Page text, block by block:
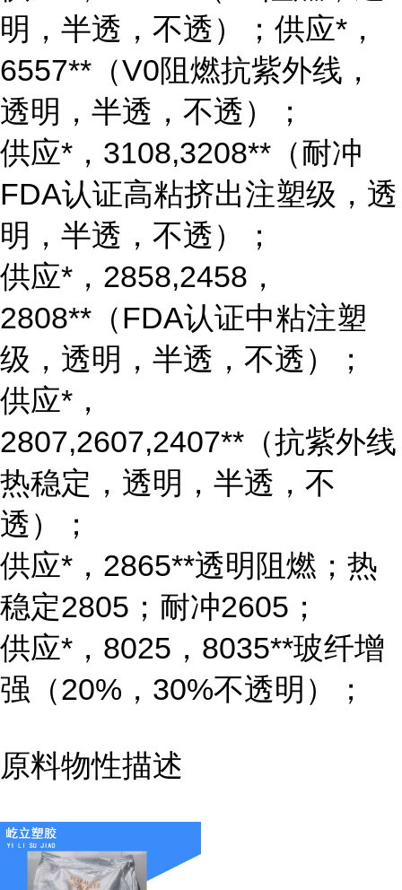
明，半透，不透）；供应*，
6557**（V0阻燃抗紫外线，
透明，半透，不透）；
供应*，3108,3208**（耐冲
FDA认证高粘挤出注塑级，透
明，半透，不透）；
供应*，2858,2458，
2808**（FDA认证中粘注塑
级，透明，半透，不透）；
供应*，
2807,2607,2407**（抗紫外线
热稳定，透明，半透，不
透）；
供应*，2865**透明阻燃；热
稳定2805；耐冲2605；
供应*，8025，8035**玻纤增
强（20%，30%不透明）；
原料物性描述